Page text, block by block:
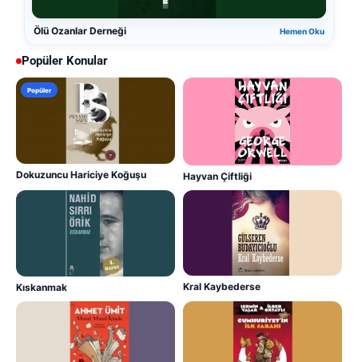
Ölü Ozanlar Derneği Hemen Oku
Popüler Konular
Popüler
Dokuzuncu Hariciye Koğuşu Hayvan Çiftliği
Kıskanmak Kral Kaybederse